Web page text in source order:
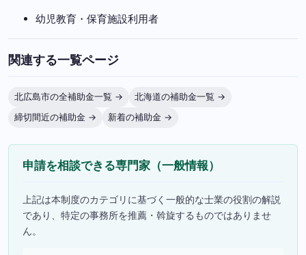
幼児教育・保育施設利用者
関連する一覧ページ
北広島市の全補助金一覧 →
北海道の補助金一覧 →
締切間近の補助金 →
新着の補助金 →
申請を相談できる専門家（一般情報）
上記は本制度のカテゴリに基づく一般的な士業の役割の解説
であり、特定の事務所を推薦・斡旋するものではありませ
ん。